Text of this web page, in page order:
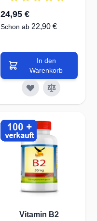
24,95 €
Schon ab 22,90 €
In den
Warenkorb
Vitamin B2